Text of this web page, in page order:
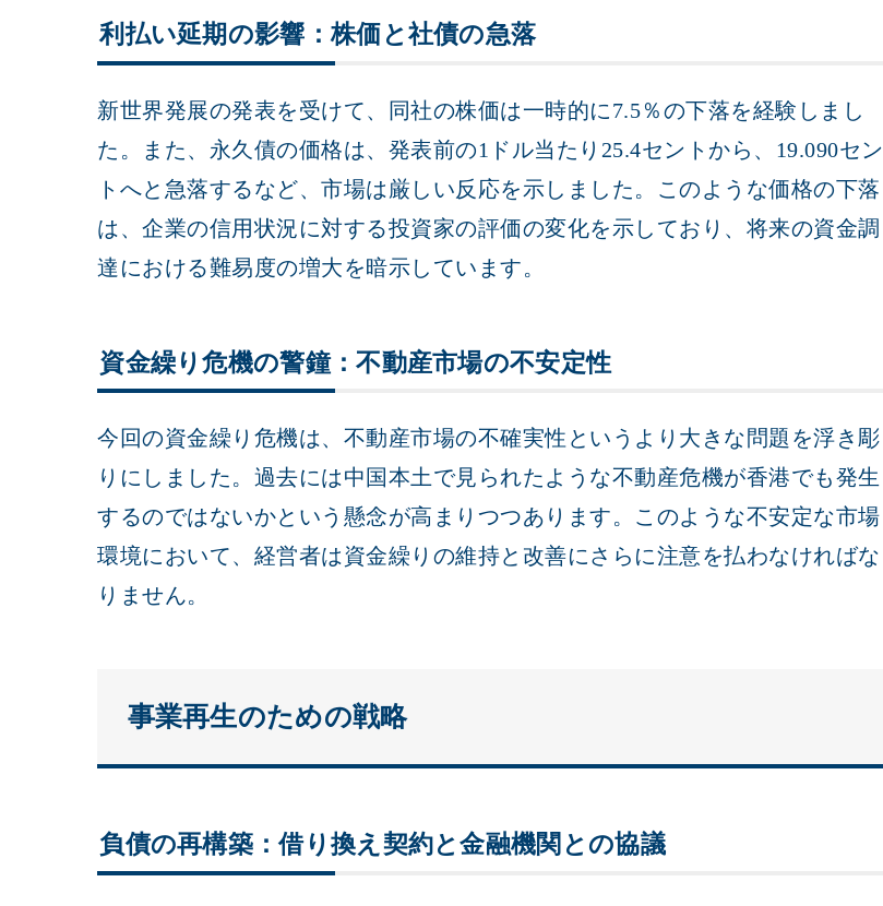
利払い延期の影響：株価と社債の急落
新世界発展の発表を受けて、同社の株価は一時的に7.5％の下落を経験しまし
た。また、永久債の価格は、発表前の1ドル当たり25.4セントから、19.090セン
トへと急落するなど、市場は厳しい反応を示しました。このような価格の下落
は、企業の信用状況に対する投資家の評価の変化を示しており、将来の資金調
達における難易度の増大を暗示しています。
資金繰り危機の警鐘：不動産市場の不安定性
今回の資金繰り危機は、不動産市場の不確実性というより大きな問題を浮き彫
りにしました。過去には中国本土で見られたような不動産危機が香港でも発生
するのではないかという懸念が高まりつつあります。このような不安定な市場
環境において、経営者は資金繰りの維持と改善にさらに注意を払わなければな
りません。
事業再生のための戦略
負債の再構築：借り換え契約と金融機関との協議